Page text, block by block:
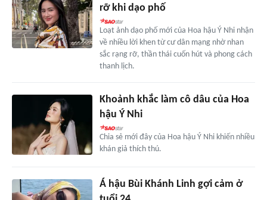
rỡ khi dạo phố
Loạt ảnh dạo phố mới của Hoa hậu Ý Nhi nhận
về nhiều lời khen từ cư dân mạng nhờ nhan
sắc rạng rỡ, thần thái cuốn hút và phong cách
thanh lịch.
Khoảnh khắc làm cô dâu của Hoa
hậu Ý Nhi
Chia sẻ mới đây của Hoa hậu Ý Nhi khiến nhiều
khán giả thích thú.
Á hậu Bùi Khánh Linh gợi cảm ở